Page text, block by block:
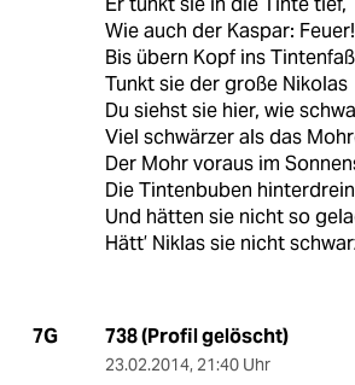
Wie auch der Kaspar:
Bis übern Kopf ins Tintenfaß
Tunkt sie der große Nikolas
Du siehst sie hier, wie
Viel schwärzer als das
Der Mohr voraus im
Die Tintenbuben
Und hätten sie nicht so
Hätt’ Niklas sie nicht
7G 738 (Profil gelöscht)
23.02.2014, 21:40 Uhr